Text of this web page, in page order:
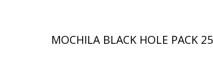
MOCHILA BLACK HOLE PACK